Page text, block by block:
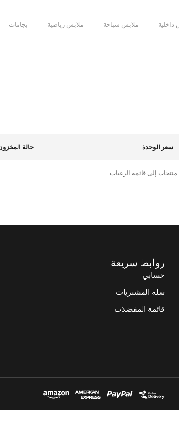
داخلية ملابس سباحة ملابس رياضية بجامات
سعر الوحدة حالة
إلى قائمة الرغبات
روابط سريعة
حسابي
سلة المشتريات
قائمة المفضلات